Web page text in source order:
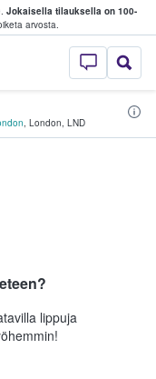
Jokaisella tilauksella on 100-
arvosta.
StubHub -
, London, LND
lippuja